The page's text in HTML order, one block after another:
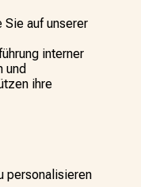
auf unserer
interner
und
ihre
personalisieren